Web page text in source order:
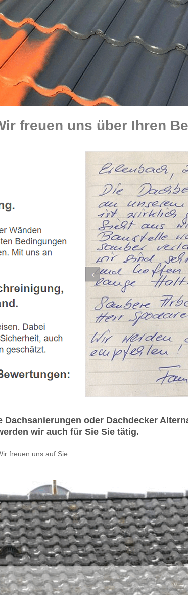
freuen uns über Ihren
oder Dachdecker
wir auch für Sie Sie tätig.
freuen uns auf Sie